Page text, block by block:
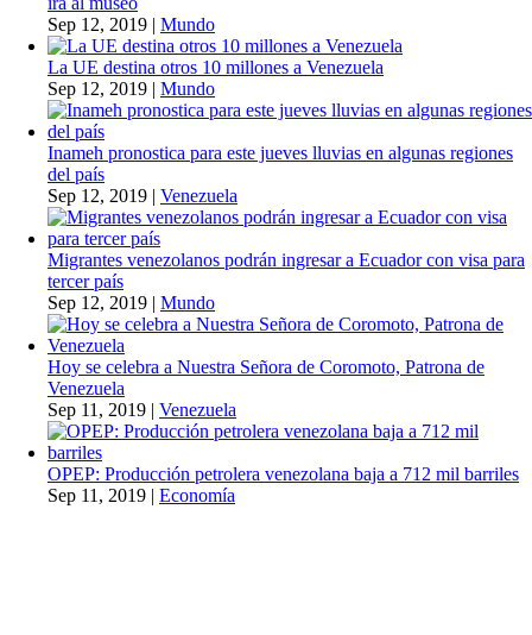
Sep 12, 2019 | Mundo
La UE destina otros 10 millones a Venezuela
Sep 12, 2019 | Mundo
Inameh pronostica para este jueves lluvias en algunas regiones
del país
Sep 12, 2019 | Venezuela
Migrantes venezolanos podrán ingresar a Ecuador con visa para
tercer país
Sep 12, 2019 | Mundo
Hoy se celebra a Nuestra Señora de Coromoto, Patrona de
Venezuela
Sep 11, 2019 | Venezuela
OPEP: Producción petrolera venezolana baja a 712 mil barriles
Sep 11, 2019 | Economía